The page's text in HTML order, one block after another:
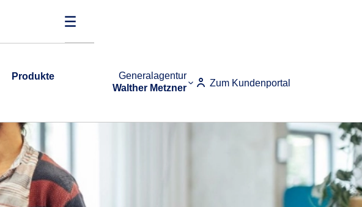
Generalagentur
Walther Metzner
Zum Kundenportal
Produkte